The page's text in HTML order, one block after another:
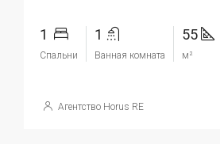
1
Спальни
1
Ванная комната
55
м²
Агентство Horus RE